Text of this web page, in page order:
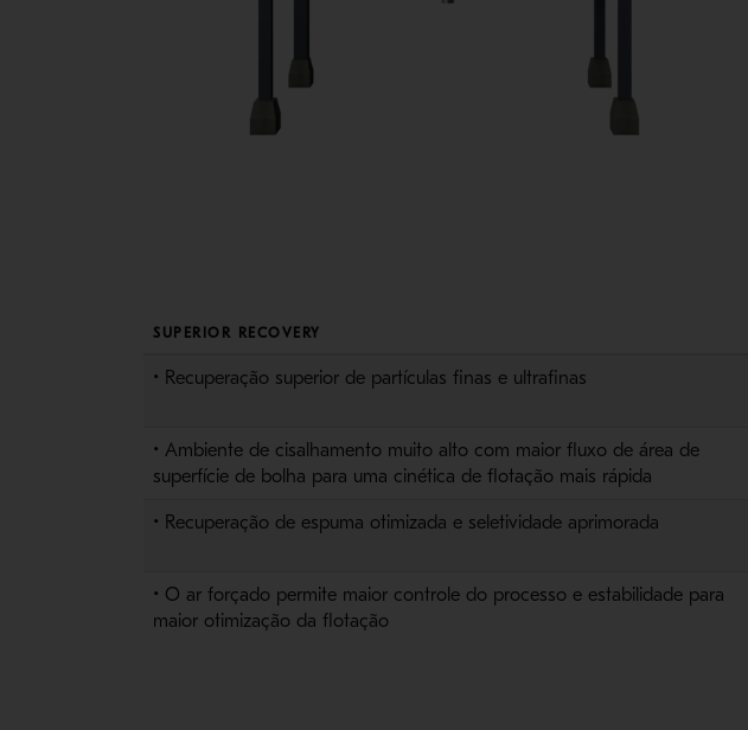
SUPERIOR RECOVERY
• Recuperação superior de partículas finas e ultrafinas
• Ambiente de cisalhamento muito alto com maior fluxo de área de
superfície de bolha para uma cinética de flotação mais rápida
• Recuperação de espuma otimizada e seletividade aprimorada
• O ar forçado permite maior controle do processo e estabilidade para
maior otimização da flotação